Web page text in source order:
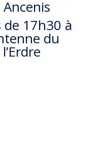
de 17h30 à
du